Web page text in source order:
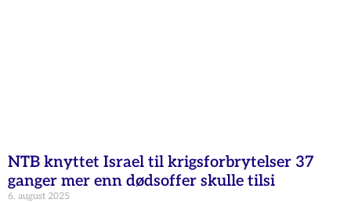
NTB knyttet Israel til krigsforbrytelser 37
ganger mer enn dødsoffer skulle tilsi
6. august 2025